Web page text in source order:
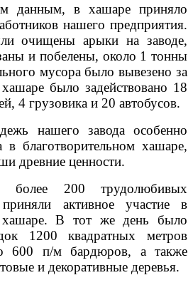
данным, в хашаре приняло
нашего предприятия.
очищены арыки на заводе,
и побелены, около 1 тонны
мусора было вывезено за
было задействовано 18
4 грузовика и 20 автобусов.
нашего завода особенно
в благотворительном хашаре,
древние ценности.
200 трудолюбивых
активное участие в
хашаре. В тот же день было
1200 квадратных метров
600 п/м бардюров, а также
и декоративные деревья.